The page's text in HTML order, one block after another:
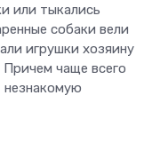
или тыкались
собаки вели
игрушки хозяину
Причем чаще всего